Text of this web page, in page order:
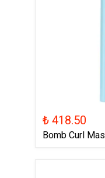
₺ 418.50
Bomb Curl